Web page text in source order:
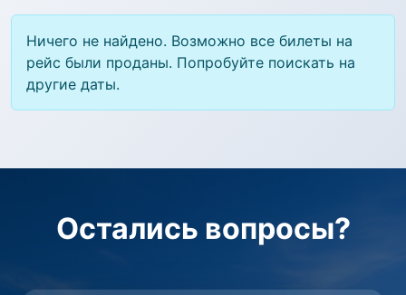
Ничего не найдено. Возможно все билеты на
рейс были проданы. Попробуйте поискать на
другие даты.
Остались вопросы?